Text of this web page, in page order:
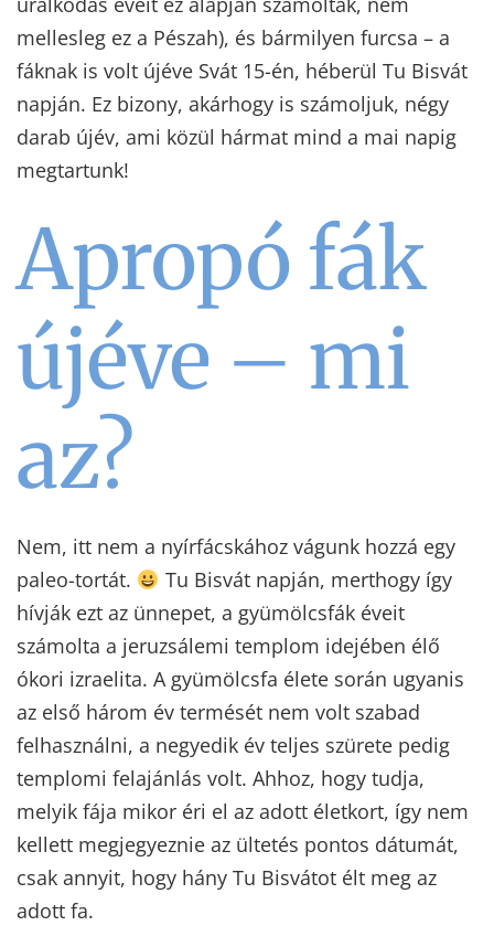
mellesleg ez a Pészah), és bármilyen furcsa – a
fáknak is volt újéve Svát 15-én, héberül Tu Bisvát
napján. Ez bizony, akárhogy is számoljuk, négy
darab újév, ami közül hármat mind a mai napig
megtartunk!
Apropó fák
újéve – mi
az?
Nem, itt nem a nyírfácskához vágunk hozzá egy
paleo-tortát.
Tu Bisvát napján, merthogy így
hívják ezt az ünnepet, a gyümölcsfák éveit
számolta a jeruzsálemi templom idejében élő
ókori izraelita. A gyümölcsfa élete során ugyanis
az első három év termését nem volt szabad
felhasználni, a negyedik év teljes szürete pedig
templomi felajánlás volt. Ahhoz, hogy tudja,
melyik fája mikor éri el az adott életkort, így nem
kellett megjegyeznie az ültetés pontos dátumát,
csak annyit, hogy hány Tu Bisvátot élt meg az
adott fa.